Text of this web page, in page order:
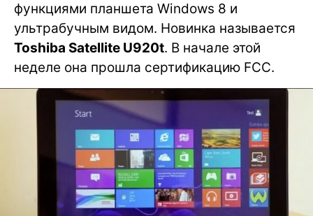
функциями планшета Windows 8 и
ультрабучным видом. Новинка называется
Toshiba Satellite U920t. В начале этой
неделе она прошла сертификацию FCC.